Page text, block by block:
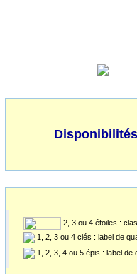
Disponibilités
2, 3 ou 4 étoiles :
1, 2, 3 ou 4 clés : label de
1, 2, 3, 4 ou 5 épis : label